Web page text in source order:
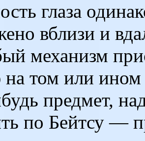
глаза
вблизи и
механизм
том или ином
предмет,
по Бейтсу —